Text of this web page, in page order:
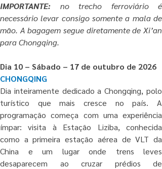
IMPORTANTE: no trecho ferroviário é
necessário levar consigo somente a mala de
mão. A bagagem segue diretamente de Xi’an
para Chongqing.
Dia 10 – Sábado – 17 de outubro de 2026
CHONGQING
Dia inteiramente dedicado a Chongqing, polo
turístico que mais cresce no país. A
programação começa com uma experiência
ímpar: visita à Estação Liziba, conhecida
como a primeira estação aérea de VLT da
China e um lugar onde trens leves
desaparecem ao cruzar prédios de